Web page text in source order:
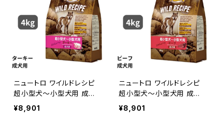
ニュートロ ワイルドレシピ
超小型犬〜小型犬用 成犬
用 ターキー 4kg 490239
7850731
¥8,901
ニュートロ ワイルドレシピ
超小型犬〜小型犬用 成犬
用 ビーフ 4kg 49023978
50854
¥8,901